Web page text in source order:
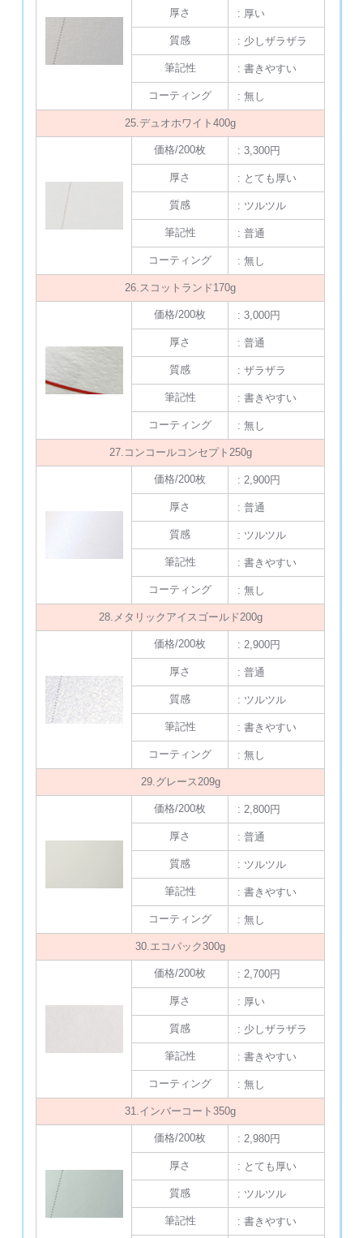
厚さ : 厚い
質感 : 少しザラザラ
筆記性 : 書きやすい
コーティング : 無し
25.デュオホワイト400g
価格/200枚 : 3,300円
厚さ : とても厚い
質感 : ツルツル
筆記性 : 普通
コーティング : 無し
26.スコットランド170g
価格/200枚 : 3,000円
厚さ : 普通
質感 : ザラザラ
筆記性 : 書きやすい
コーティング : 無し
27.コンコールコンセプト250g
価格/200枚 : 2,900円
厚さ : 普通
質感 : ツルツル
筆記性 : 書きやすい
コーティング : 無し
28.メタリックアイスゴールド200g
価格/200枚 : 2,900円
厚さ : 普通
質感 : ツルツル
筆記性 : 書きやすい
コーティング : 無し
29.グレース209g
価格/200枚 : 2,800円
厚さ : 普通
質感 : ツルツル
筆記性 : 書きやすい
コーティング : 無し
30.エコパック300g
価格/200枚 : 2,700円
厚さ : 厚い
質感 : 少しザラザラ
筆記性 : 書きやすい
コーティング : 無し
31.インバーコート350g
価格/200枚 : 2,980円
厚さ : とても厚い
質感 : ツルツル
筆記性 : 書きやすい